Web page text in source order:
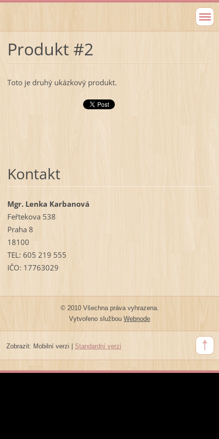
Produkt #2
Toto je druhý ukázkový produkt.
Kontakt
Mgr. Lenka Karbanová
Feřtekova 538
Praha 8
18100
TEL: 605 219 555
IČO: 17763029
© 2010 Všechna práva vyhrazena.
Vytvořeno službou Webnode
Zobrazit: Mobilní verzi | Standardní verzi